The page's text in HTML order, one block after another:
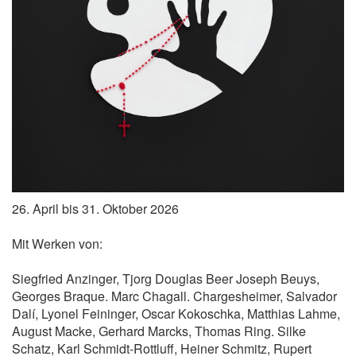
26. April bis 31. Oktober 2026
Mit Werken von:
Siegfried Anzinger, Tjorg Douglas Beer Joseph Beuys,
Georges Braque. Marc Chagall. Chargesheimer, Salvador
Dalí, Lyonel Feininger, Oscar Kokoschka, Matthias Lahme,
August Macke, Gerhard Marcks, Thomas Ring. Silke
Schatz, Karl Schmidt-Rottluff, Heiner Schmitz, Rupert